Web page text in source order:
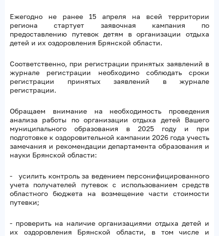
Ежегодно не ранее 15 апреля на всей территории
региона стартует заявочная кампания по
предоставлению путевок детям в организации отдыха
детей и их оздоровления Брянской области.
Соответственно, при регистрации принятых заявлений в
журнале регистрации необходимо соблюдать сроки
регистрации принятых заявлений в журнале
регистрации.
Обращаем внимание на необходимость проведения
анализа работы по организации отдыха детей Вашего
муниципального образования в 2025 году и при
подготовке к оздоровительной кампании 2026 года учесть
замечания и рекомендации департамента образования и
науки Брянской области:
- усилить контроль за ведением персонифицированного
учета получателей путевок с использованием средств
областного бюджета на возмещение части стоимости
путевки;
- проверить на наличие организациями отдыха детей и
их оздоровления Брянской области, в том числе и